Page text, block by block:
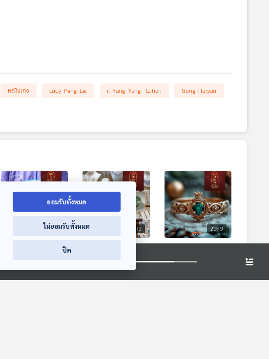
หญิงเก่ง Lucy Peng Lei r. Yang Yang Luhan
Gong Haiyan
29:19
เป็นมหาอำนาจด้าน
สิทธิบัตรโลก
มองจีนมุมใหม่
29:19
ธุรกิจอัญมณีและ
เครื่องประดับไทย ยก
ระดับสู่โลกผ่านตลาด
มองจีนมุมใหม่
29:19
เทคนิคการเพิ่มมูลค่า
เครื่องประดับโดยใช้
00:00:00
ยอมรับทั้งหมด
ไม่ยอมรับทั้งหมด
ปิด